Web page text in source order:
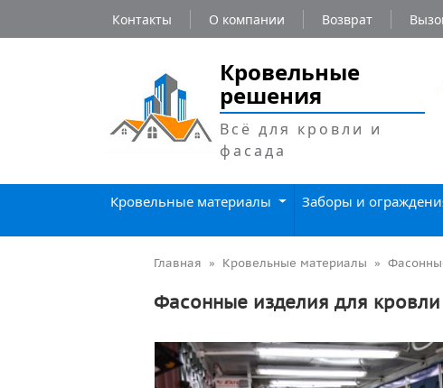
Контакты О компании Возврат
Кровельные
решения
Всё для кровли и
фасада
Кровельные материалы Заборы и
Главная Кровельные материалы
Фасонные изделия для кровли